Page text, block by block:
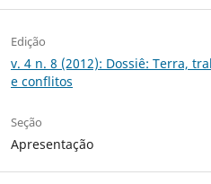
Edição
v. 4 n. 8 (2012): Dossiê: Terra,
e conflitos
Seção
Apresentação